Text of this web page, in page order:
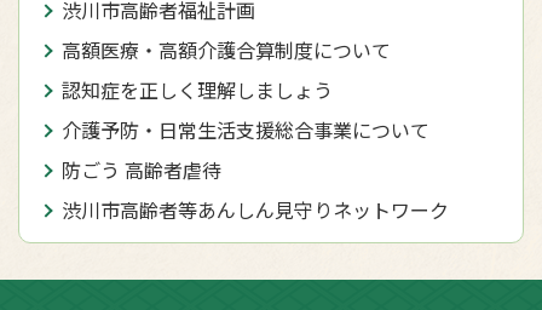
渋川市高齢者福祉計画
高額医療・高額介護合算制度について
認知症を正しく理解しましょう
介護予防・日常生活支援総合事業について
防ごう 高齢者虐待
渋川市高齢者等あんしん見守りネットワーク